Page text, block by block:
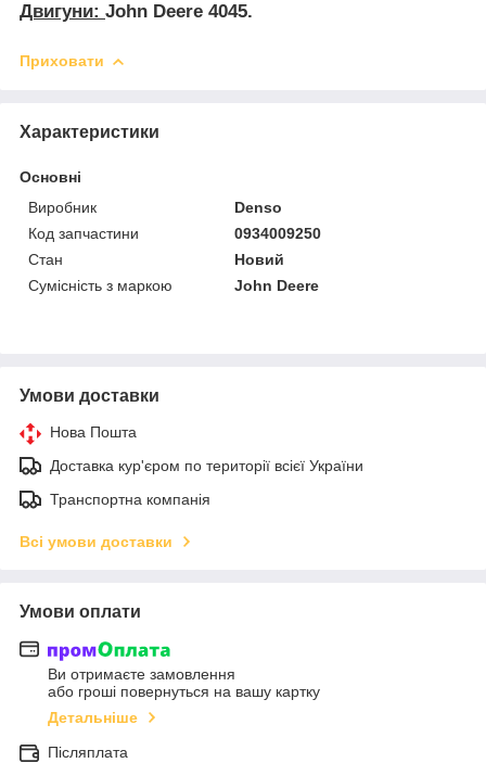
Двигуни: John Deere 4045.
Приховати
Характеристики
Основні
Виробник
Denso
Код запчастини
0934009250
Стан
Новий
Сумісність з маркою
John Deere
Умови доставки
Нова Пошта
Доставка кур'єром по території всієї України
Транспортна компанія
Всі умови доставки
Умови оплати
Ви отримаєте замовлення
або гроші повернуться на вашу картку
Детальніше
Післяплата